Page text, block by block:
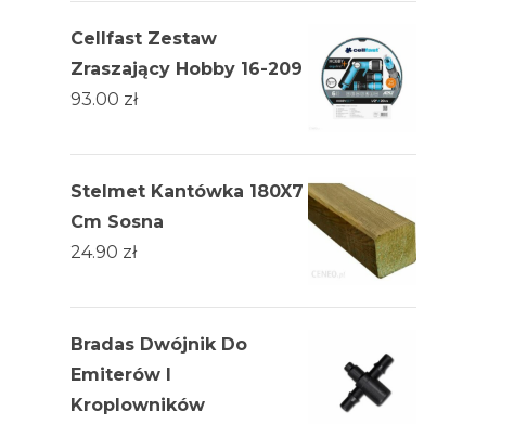
Cellfast Zestaw
Zraszający Hobby 16-209
93.00 zł
Stelmet Kantówka 180X7
Cm Sosna
24.90 zł
Bradas Dwójnik Do
Emiterów I
Kroplowników